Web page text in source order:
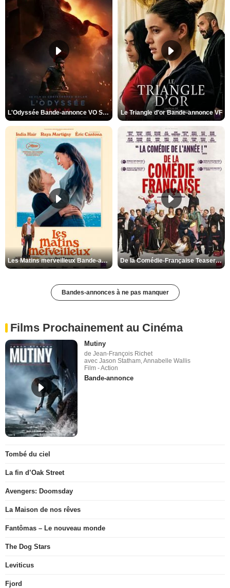
L'Odyssée Bande-annonce VO STFR Le Triangle d'or Bande-annonce VF
Les Matins merveilleux Bande-annonce VF De la Comédie-Française Teaser VF
Bandes-annonces à ne pas manquer
Films Prochainement au Cinéma
Mutiny
de Jean-François Richet
avec Jason Statham, Annabelle Wallis
Film - Action
Bande-annonce
Tombé du ciel
La fin d’Oak Street
Avengers: Doomsday
La Maison de nos rêves
Fantômas – Le nouveau monde
The Dog Stars
Leviticus
Fjord